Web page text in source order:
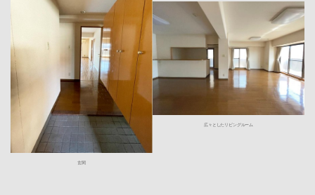
玄関
広々としたリビングルーム